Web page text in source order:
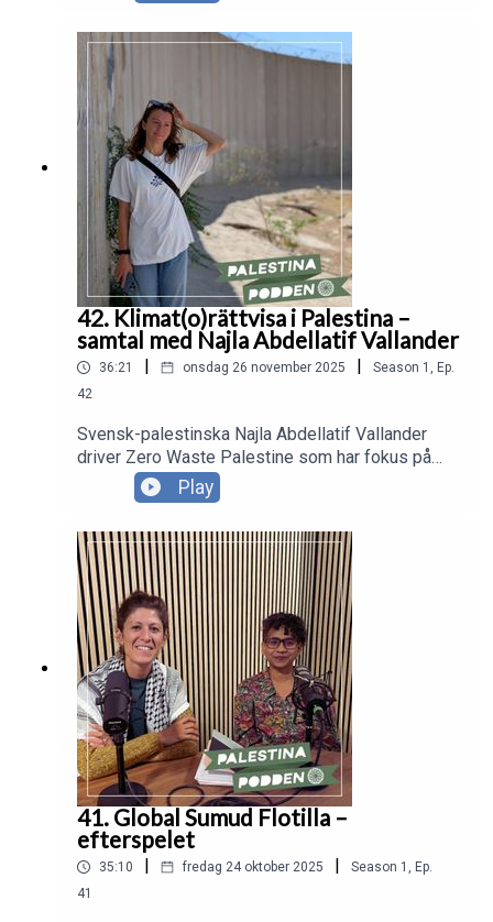
möttes med tystnad i idrottsvärlden. I podden
reflekterar Hedvig över mod, tystnadskultur och
ansvaret hon känner att som elitidrottare höja sin
röst mot orättvisor.
42. Klimat(o)rättvisa i Palestina –
samtal med Najla Abdellatif Vallander
36:21 onsdag 26 november 2025 Season 1 , Ep.
42
Svensk-palestinska Najla Abdellatif Vallander
driver Zero Waste Palestine som har fokus på
klimat- och miljöfrågor och inspirerar till hållbara
handlingar i vardagen. PalestinaPodden möter
Najla i ett samtal om sambandet mellan
klimaträttvisa och den israeliska ockupationen.
Najla berättar också om läget i Palestina nu.
Play
41. Global Sumud Flotilla –
efterspelet
35:10 fredag 24 oktober 2025 Season 1 , Ep.
41